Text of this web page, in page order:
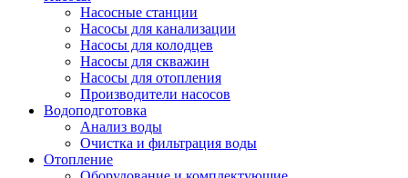
Насосные станции
Насосы для канализации
Насосы для колодцев
Насосы для скважин
Насосы для отопления
Производители насосов
Водоподготовка
Анализ воды
Очистка и фильтрация воды
Отопление